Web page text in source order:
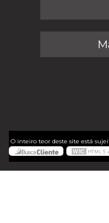
O inteiro teor deste site está